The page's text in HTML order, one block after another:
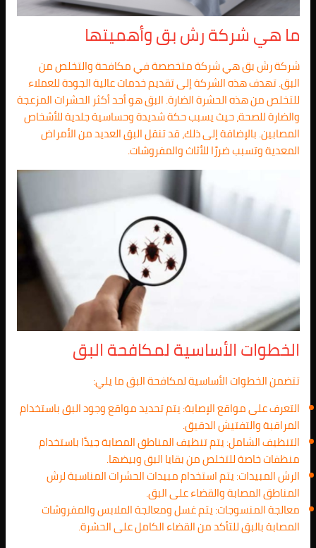
ما هي شركة رش بق وأهميتها
شركة رش بق هي شركة متخصصة في مكافحة والتخلص من
البق. تهدف هذه الشركة إلى تقديم خدمات عالية الجودة للعملاء
للتخلص من هذه الحشرة الضارة. البق هو أحد أكثر الحشرات المزعجة
والضارة للصحة، حيث يسبب حكة شديدة وحساسية جلدية للأشخاص
المصابين. بالإضافة إلى ذلك، قد تنقل البق العديد من الأمراض
المعدية وتسبب ضررًا للأثاث والمفروشات.
الخطوات الأساسية لمكافحة البق
تتضمن الخطوات الأساسية لمكافحة البق ما يلي:
التعرف على مواقع الإصابة: يتم تحديد مواقع وجود البق باستخدام
المراقبة والتفتيش الدقيق.
التنظيف الشامل: يتم تنظيف المناطق المصابة جيدًا باستخدام
منظفات خاصة للتخلص من بقايا البق وبيضها.
الرش المبيدات: يتم استخدام مبيدات الحشرات المناسبة لرش
المناطق المصابة والقضاء على البق.
معالجة المنسوجات: يتم غسل ومعالجة الملابس والمفروشات
المصابة بالبق للتأكد من القضاء الكامل على الحشرة.